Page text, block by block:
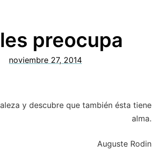
preocupa
noviembre 27, 2014
y descubre que también ésta tiene
alma.
Auguste Rodin